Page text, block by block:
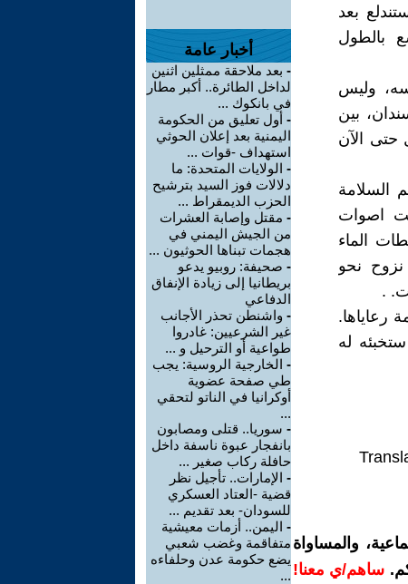
بعد
بالطول
وليس
بين
عن العمل حتى الآن
السلامة
اصوات
الماء
نحو
.
رعاياها.
له
والمساواة
ساهم/ي معنا!
أخبار عامة
- بعد ملاحقة ممثلين اثنين
لداخل الطائرة.. أكبر مطار
في بانكوك ...
- أول تعليق من الحكومة
اليمنية بعد إعلان الحوثي
استهداف -قوات ...
- الولايات المتحدة: ما
دلالات فوز السيد بترشيح
الحزب الديمقراط ...
- مقتل وإصابة العشرات
من الجيش اليمني في
هجمات تبناها الحوثيون ...
- صحيفة: روبيو يدعو
بريطانيا إلى زيادة الإنفاق
الدفاعي
- واشنطن تحذر الأجانب
غير الشرعيين: غادروا
طواعية أو الترحيل و ...
- الخارجية الروسية: يجب
طي صفحة عضوية
أوكرانيا في الناتو لتحقي
...
- سوريا.. قتلى ومصابون
بانفجار عبوة ناسفة داخل
حافلة ركاب صغير ...
- الإمارات.. تأجيل نظر
قضية -العتاد العسكري
للسودان- بعد تقديم ...
- اليمن.. أزمات معيشية
متفاقمة وغضب شعبي
يضع حكومة عدن وحلفاءه
...